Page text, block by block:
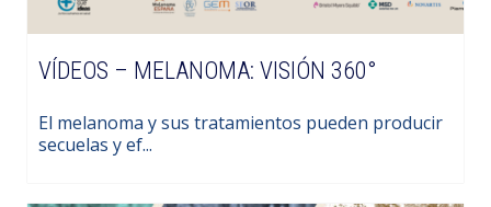
VÍDEOS – MELANOMA: VISIÓN 360°
El melanoma y sus tratamientos pueden producir
secuelas y ef...